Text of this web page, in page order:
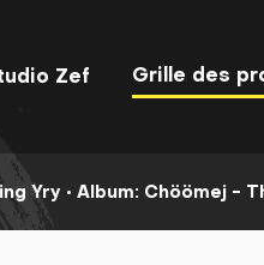
Zef Grille des
Yry • Album: Chöömej -